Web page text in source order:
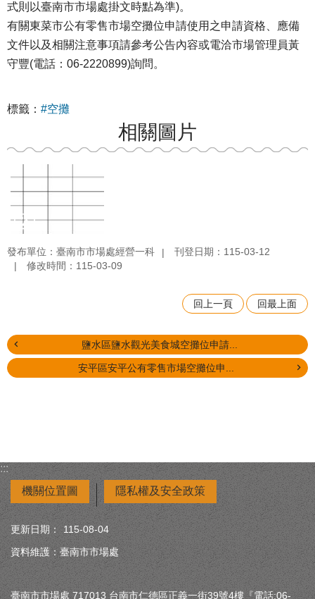
式則以臺南市市場處掛文時點為準)。
有關東菜市公有零售市場空攤位申請使用之申請資格、應備
文件以及相關注意事項請參考公告內容或電洽市場管理員黃
守豐(電話：06-2220899)詢問。
標籤： #空攤
相關圖片
發布單位：臺南市市場處經營一科
刊登日期：115-03-12
修改時間：115-03-09
回上一頁 回最上面
鹽水區鹽水觀光美食城空攤位申請...
安平區安平公有零售市場空攤位申...
:::
機關位置圖
隱私權及安全政策
更新日期：
115-08-04
資料維護：臺南市市場處
臺南市市場處 717013 台南市仁德區正義一街39號4樓『電話:06-